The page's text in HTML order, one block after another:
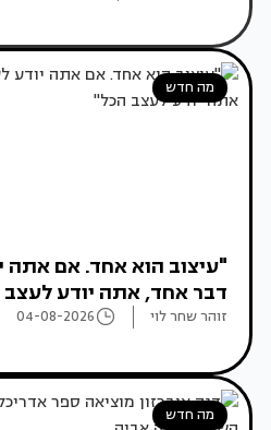
מה חדש
"עיצוב הוא אחד. אם אתה
דבר אחד, אתה יודע
זוהר שחר לוי 04-08-2026
מה חדש